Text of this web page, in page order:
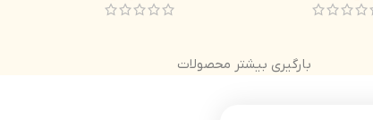
بارگیری بیشتر محصولات